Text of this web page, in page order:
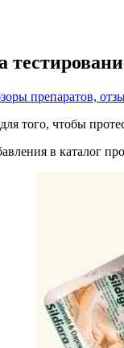
препаратов,
того, чтобы
в каталог